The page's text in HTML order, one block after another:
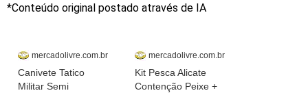
*Conteúdo original postado através de IA
mercadolivre.com.br
Canivete Tatico
Militar Semi
mercadolivre.com.br
Kit Pesca Alicate
Contenção Peixe +